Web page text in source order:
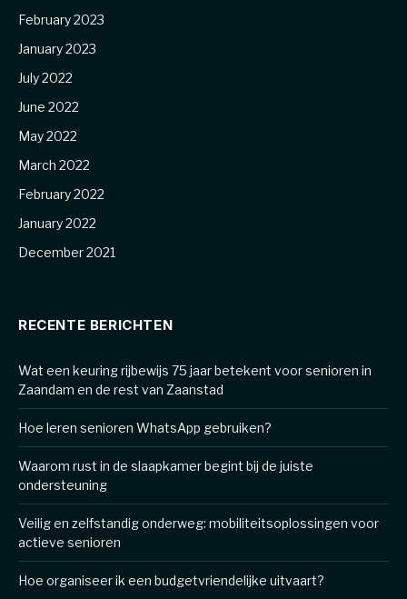
February 2023
January 2023
July 2022
June 2022
May 2022
March 2022
February 2022
January 2022
December 2021
RECENTE BERICHTEN
Wat een keuring rijbewijs 75 jaar betekent voor senioren in
Zaandam en de rest van Zaanstad
Hoe leren senioren WhatsApp gebruiken?
Waarom rust in de slaapkamer begint bij de juiste
ondersteuning
Veilig en zelfstandig onderweg: mobiliteitsoplossingen voor
actieve senioren
Hoe organiseer ik een budgetvriendelijke uitvaart?